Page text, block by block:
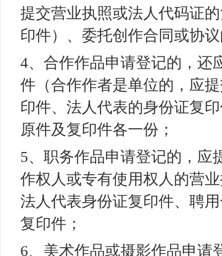
提交营业执照或法人代码证
印件）、委托创作合同或协
4、合作作品申请登记的，还
件（合作作者是单位的，应
印件、法人代表的身份证复
原件及复印件各一份；
5、职务作品申请登记的，应
作权人或专有使用权人的营
法人代表身份证复印件、聘
复印件；
6、 美术作品或摄影作品申请